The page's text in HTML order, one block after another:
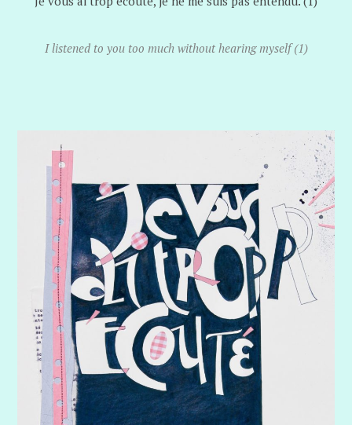
I listened to you too much without hearing myself (1)